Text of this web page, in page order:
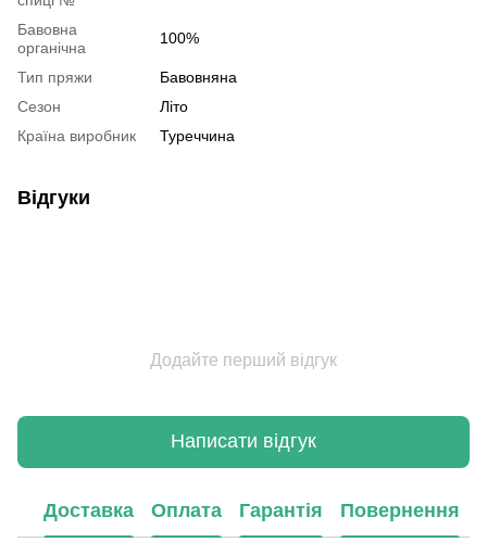
Бавовна
органічна
100%
Тип пряжи
Бавовняна
Сезон
Літо
Країна виробник
Туреччина
Відгуки
Додайте перший відгук
Написати відгук
Доставка Оплата Гарантія Повернення